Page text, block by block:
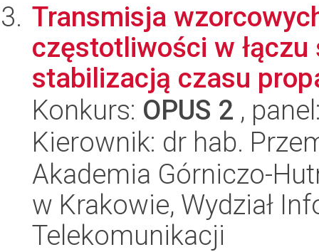
Transmisja
częstotliwości w
stabilizacją czasu
Konkurs: OPUS 2 ,
Kierownik: dr hab.
Akademia Górniczo-
w Krakowie, Wydział
Telekomunikacji